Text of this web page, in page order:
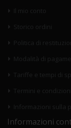
Il mio conto
Storico ordini
Politica di
Modalità di
Tariffe e tempi di
Termini e condizioni
Informazioni sulla
Informazioni